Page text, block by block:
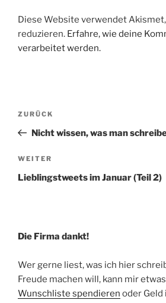
Diese Website verwendet Akismet,
reduzieren. Erfahre, wie deine
verarbeitet werden.
Beitragsnavigation
Vorheriger
Beitrag
ZURÜCK
Nicht wissen, was man
Nächster
Beitrag
WEITER
Lieblingstweets im Januar (Teil 2)
Die Firma dankt!
Wer gerne liest, was ich hier
Freude machen will, kann mir
Wunschliste spendieren oder Geld